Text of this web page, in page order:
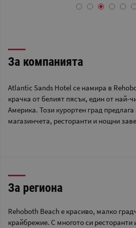
За компанията
Atlantic Sands Hotel се намира в
крачка от белият пясък, един от най-
Америка. Този курортен град
магазинчета, ресторанти и нощни
За региона
Rehoboth Beach е красиво, малко
крайбрежие. С многото си ресторанти